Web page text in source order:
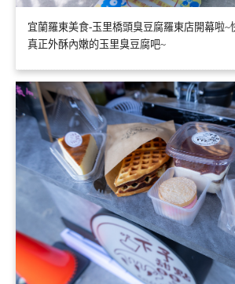
宜蘭羅東美食-玉里橋頭臭豆腐羅東店開幕啦~
真正外酥內嫩的玉里臭豆腐吧~